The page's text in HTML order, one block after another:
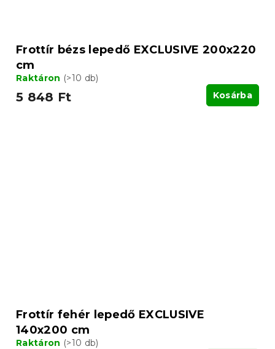
Frottír bézs lepedő EXCLUSIVE 200x220
cm
Raktáron (>10 db)
5 848 Ft Kosárba
Frottír fehér lepedő EXCLUSIVE
140x200 cm
Raktáron (>10 db)